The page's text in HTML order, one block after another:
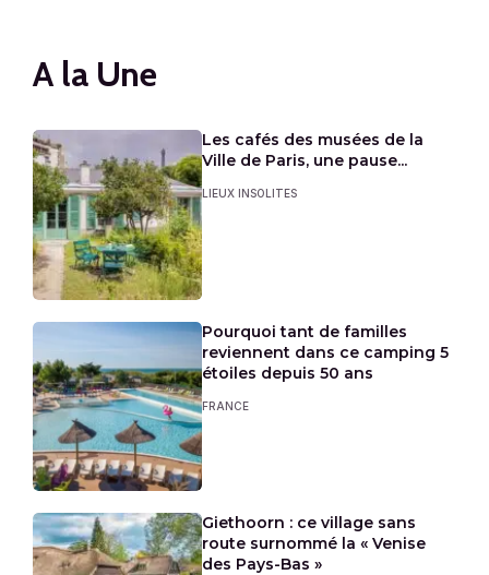
A la Une
Les cafés des musées de la
Ville de Paris, une pause...
LIEUX INSOLITES
Pourquoi tant de familles
reviennent dans ce camping 5
étoiles depuis 50 ans
FRANCE
Giethoorn : ce village sans
route surnommé la « Venise
des Pays-Bas »